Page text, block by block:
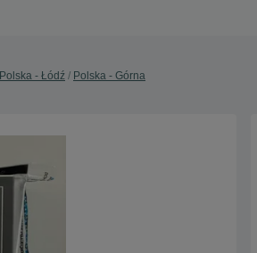
Polska - Łódź Polska - Górna